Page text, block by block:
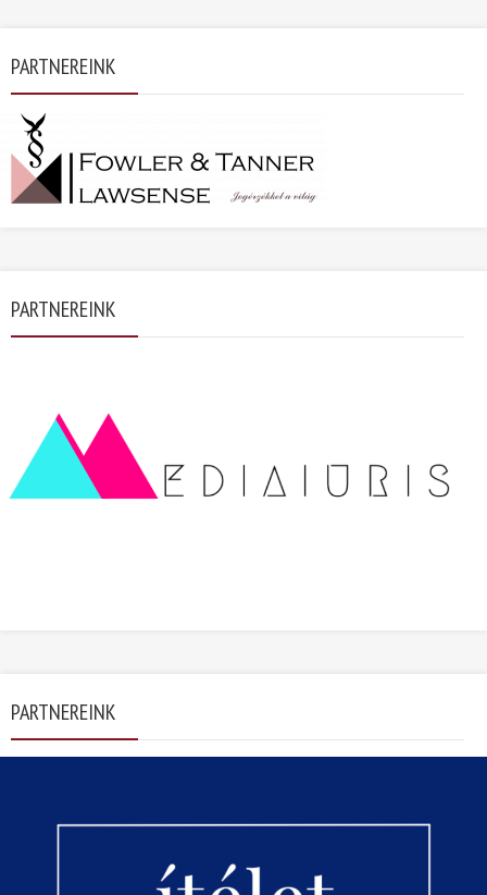
PARTNEREINK
PARTNEREINK
PARTNEREINK